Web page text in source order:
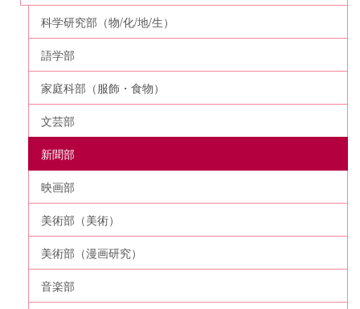
科学研究部（物/化/地/生）
語学部
家庭科部（服飾・食物）
文芸部
新聞部
映画部
美術部（美術）
美術部（漫画研究）
音楽部